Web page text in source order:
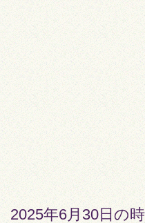
2025年6月30日の